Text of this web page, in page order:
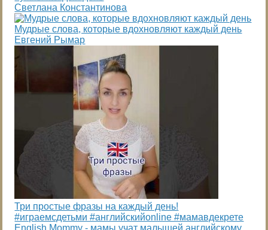
Светлана Константинова
Мудрые слова, которые вдохновляют каждый день
Евгений Рымар
Три простые фразы на каждый день!
#играемсдетьми #английскийonline #мамавдекрете